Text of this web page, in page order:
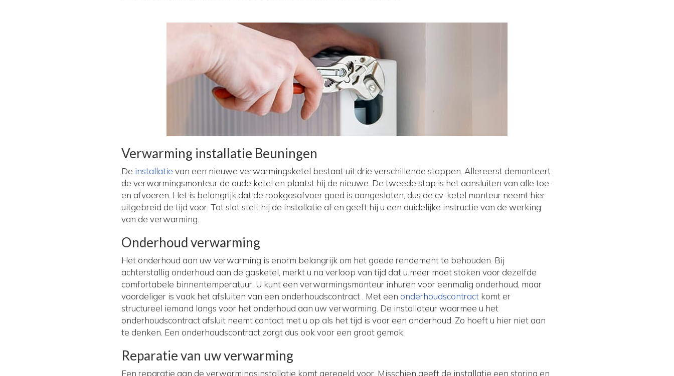
Verwarming installatie Beuningen
De installatie van een nieuwe verwarmingsketel bestaat uit drie verschillende stappen. Allereerst demonteert
de verwarmingsmonteur de oude ketel en plaatst hij de nieuwe. De tweede stap is het aansluiten van alle toe-
en afvoeren. Het is belangrijk dat de rookgasafvoer goed is aangesloten, dus de cv-ketel monteur neemt hier
uitgebreid de tijd voor. Tot slot stelt hij de installatie af en geeft hij u een duidelijke instructie van de werking
van de verwarming.
Onderhoud verwarming
Het onderhoud aan uw verwarming is enorm belangrijk om het goede rendement te behouden. Bij
achterstallig onderhoud aan de gasketel, merkt u na verloop van tijd dat u meer moet stoken voor dezelfde
comfortabele binnentemperatuur. U kunt een verwarmingsmonteur inhuren voor eenmalig onderhoud, maar
voordeliger is vaak het afsluiten van een onderhoudscontract . Met een onderhoudscontract komt er
structureel iemand langs voor het onderhoud aan uw verwarming. De installateur waarmee u het
onderhoudscontract afsluit neemt contact met u op als het tijd is voor een onderhoud. Zo hoeft u hier niet aan
te denken. Een onderhoudscontract zorgt dus ook voor een groot gemak.
Reparatie van uw verwarming
Een reparatie aan de verwarmingsinstallatie komt geregeld voor. Misschien geeft de installatie een storing en